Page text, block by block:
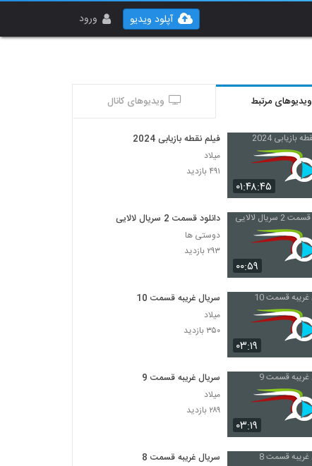
ورود آپلود ویدیو
ویدیوهای مرتبط ویدیوهای کانال
۰۱:۴۸:۴۵
فیلم نقطه بازیابی 2024
میلاد
۴۹۱ بازدید
۰۰:۵۹
دانلود قسمت 2 سریال لالایی
دوستی ها
۲۹۳ بازدید
۰۳:۱۹
سریال غریبه قسمت 10
میلاد
۳۵۰ بازدید
۰۳:۱۹
سریال غریبه قسمت 9
میلاد
۲۸۹ بازدید
سریال غریبه قسمت 8